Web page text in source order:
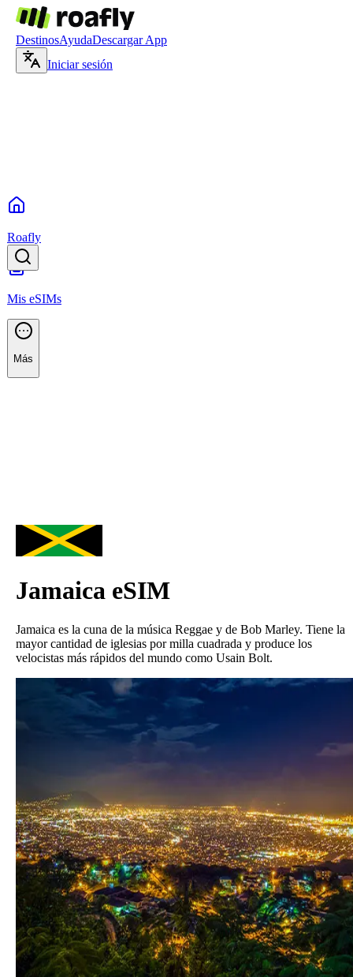
DestinosAyudaDescargar App
Iniciar sesión
Roafly
Mis eSIMs
Más
Jamaica eSIM
Jamaica es la cuna de la música Reggae y de Bob Marley. Tiene la
mayor cantidad de iglesias por milla cuadrada y produce los
velocistas más rápidos del mundo como Usain Bolt.